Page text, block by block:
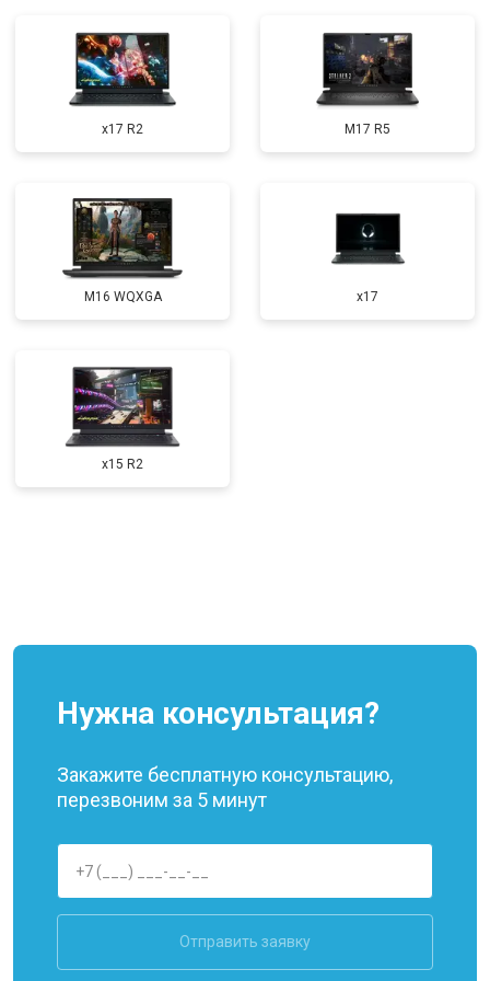
Замена оперативной памяти от 1100 ₽ Заказать
Прошивка BIOS от 1500 ₽ Заказать
Замена северного моста от 3500 ₽
x17 R2 M17 R5
M16 WQXGA x17
x15 R2
Нужна консультация?
Закажите бесплатную консультацию,
перезвоним за 5 минут
Отправить заявку